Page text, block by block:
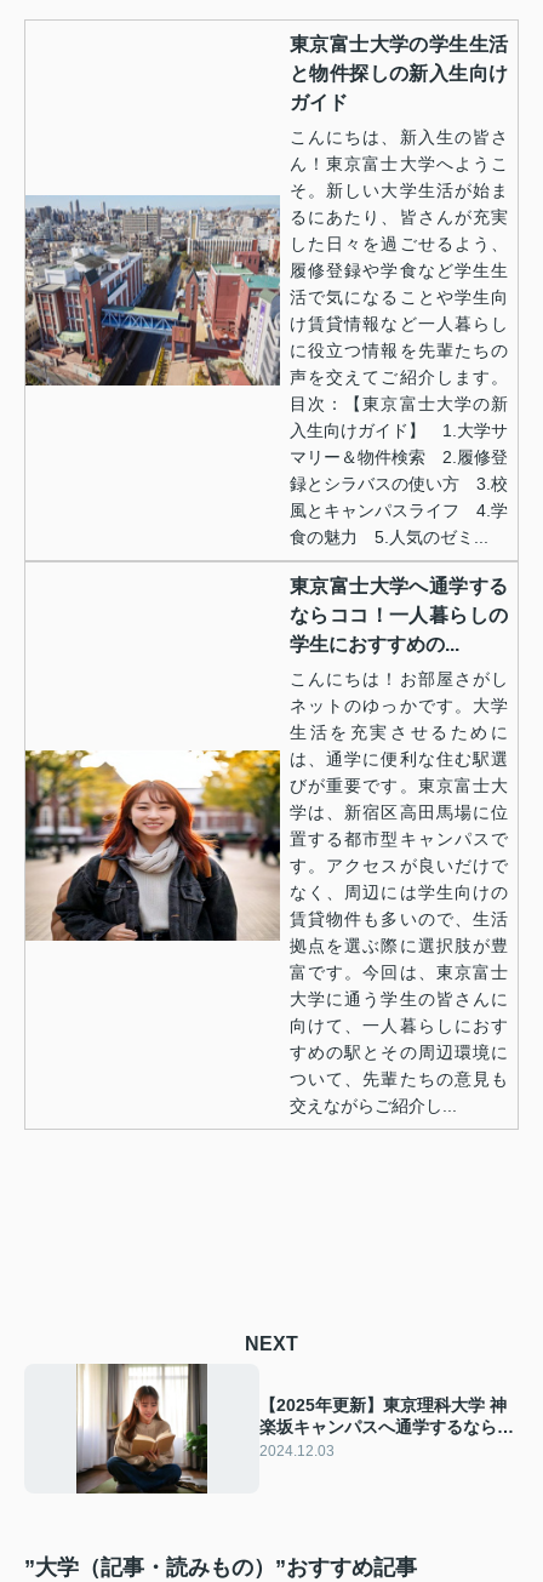
東京富士大学の学生生活
と物件探しの新入生向け
ガイド
こんにちは、新入生の皆さ
ん！東京富士大学へようこ
そ。新しい大学生活が始ま
るにあたり、皆さんが充実
した日々を過ごせるよう、
履修登録や学食など学生生
活で気になることや学生向
け賃貸情報など一人暮らし
に役立つ情報を先輩たちの
声を交えてご紹介します。
目次：【東京富士大学の新
入生向けガイド】 1.大学サ
マリー＆物件検索 2.履修登
録とシラバスの使い方 3.校
風とキャンパスライフ 4.学
食の魅力 5.人気のゼミ...
東京富士大学へ通学する
ならココ！一人暮らしの
学生におすすめの...
こんにちは！お部屋さがし
ネットのゆっかです。大学
生活を充実させるために
は、通学に便利な住む駅選
びが重要です。東京富士大
学は、新宿区高田馬場に位
置する都市型キャンパスで
す。アクセスが良いだけで
なく、周辺には学生向けの
賃貸物件も多いので、生活
拠点を選ぶ際に選択肢が豊
富です。今回は、東京富士
大学に通う学生の皆さんに
向けて、一人暮らしにおす
すめの駅とその周辺環境に
ついて、先輩たちの意見も
交えながらご紹介し...
NEXT
【2025年更新】東京理科大学 神
楽坂キャンパスへ通学するならコ
コ！一人暮らしの学生におすすめ
2024.12.03
”大学（記事・読みもの）”おすすめ記事